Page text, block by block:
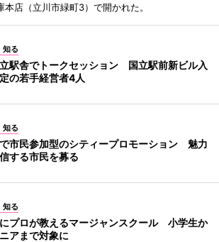
店（立川市緑町3）で開かれた。
知る
立駅舎でトークセッション 国立駅前新ビル入
の若手経営者4人
知る
市民参加型のシティープロモーション 魅力
する市民を募る
知る
プロが教えるマージャンスクール 小学生か
アまで対象に